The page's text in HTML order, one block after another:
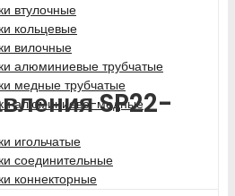
втулочные
кольцевые
вилочные
алюминиевые трубчатые
медные трубчатые
алюминиево-медные
игольчатые
соединительные
коннекторные
SP22-